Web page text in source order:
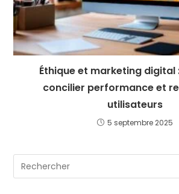
Éthique et marketing digital
concilier performance et
utilisateurs
5 septembre 2025